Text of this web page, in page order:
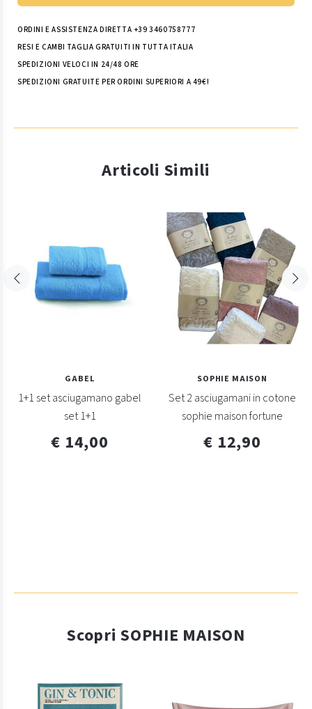
ORDINI E ASSISTENZA DIRETTA +39 3460758777
RESI E CAMBI TAGLIA GRATUITI IN TUTTA ITALIA
SPEDIZIONI VELOCI IN 24/48 ORE
SPEDIZIONI GRATUITE PER ORDINI SUPERIORI A 49€!
Articoli Simili
GABEL
1+1 set asciugamano gabel
set 1+1
€ 14,00
SOPHIE MAISON
Set 2 asciugamani in cotone
sophie maison fortune
€ 12,90
Scopri SOPHIE MAISON